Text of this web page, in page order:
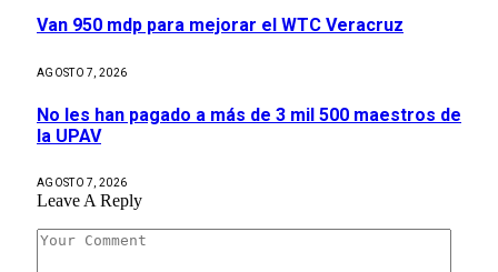
Van 950 mdp para mejorar el WTC Veracruz
AGOSTO 7, 2026
No les han pagado a más de 3 mil 500 maestros de
la UPAV
AGOSTO 7, 2026
Leave A Reply